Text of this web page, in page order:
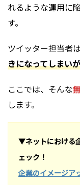
れるような運用に
す。
ツイッター担当者
きになってしまい
ここでは、そんな
します。
▼ネットにおける
ェック！
企業のイメージア